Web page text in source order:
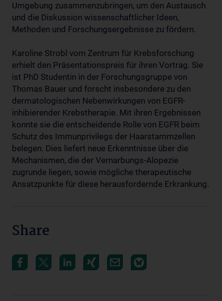
Umgebung zusammenzubringen, um den Austausch
und die Diskussion wissenschaftlicher Ideen,
Methoden und Forschungsergebnisse zu fördern.
Karoline Strobl vom Zentrum für Krebsforschung
erhielt den Präsentationspreis für ihren Vortrag. Sie
ist PhD Studentin in der Forschungsgruppe von
Thomas Bauer und forscht insbesondere zu den
dermatologischen Nebenwirkungen von EGFR-
inhibierender Krebstherapie. Mit ihren Ergebnissen
konnte sie die entscheidende Rolle von EGFR beim
Schutz des Immunprivilegs der Haarstammzellen
belegen. Dies liefert neue Erkenntnisse über die
Mechanismen, die der Vernarbungs-Alopezie
zugrunde liegen, sowie mögliche therapeutische
Ansatzpunkte für diese herausfordernde Erkrankung.
Share